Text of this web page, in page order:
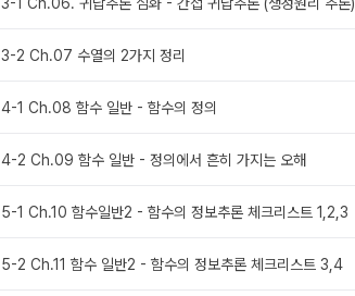
3-2 Ch.07 수열의 2가지 정리
4-1 Ch.08 함수 일반 - 함수의 정의
4-2 Ch.09 함수 일반 - 정의에서 흔히 가지는 오해
5-1 Ch.10 함수일반2 - 함수의 정보추론 체크리스트 1,2,3
5-2 Ch.11 함수 일반2 - 함수의 정보추론 체크리스트 3,4